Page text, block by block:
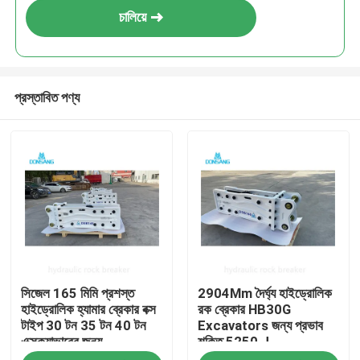
চালিয়ে
প্রস্তাবিত পণ্য
সিজেল 165 মিমি প্রশস্ত
হাইড্রোলিক হ্যামার ব্রেকার বক্স
টাইপ 30 টন 35 টন 40 টন
এক্সক্যাভারের জন্য
2904Mm দৈর্ঘ্য হাইড্রোলিক
রক ব্রেকার HB30G
Excavators জন্য প্রভাব
শক্তি 5250 J